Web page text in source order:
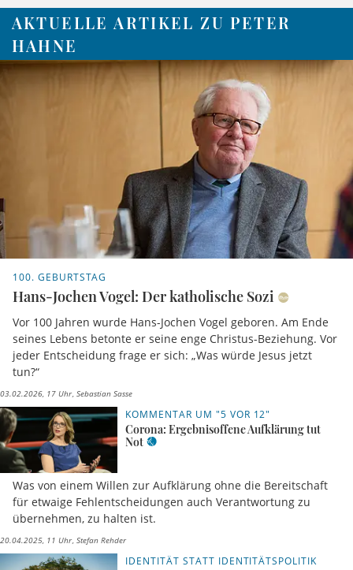
AKTUELLE ARTIKEL ZU PETER
HAHNE
100. GEBURTSTAG
Hans-Jochen Vogel: Der katholische Sozi
Vor 100 Jahren wurde Hans-Jochen Vogel geboren. Am Ende
seines Lebens betonte er seine enge Christus-Beziehung. Vor
jeder Entscheidung frage er sich: „Was würde Jesus jetzt
tun?“
03.02.2026, 17 Uhr Sebastian Sasse
KOMMENTAR UM "5 VOR 12"
Corona: Ergebnisoffene Aufklärung tut
Not
Was von einem Willen zur Aufklärung ohne die Bereitschaft
für etwaige Fehlentscheidungen auch Verantwortung zu
übernehmen, zu halten ist.
20.04.2025, 11 Uhr Stefan Rehder
IDENTITÄT STATT IDENTITÄTSPOLITIK